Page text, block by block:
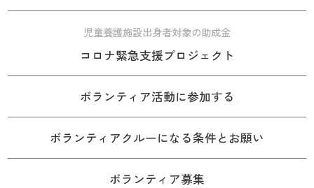
児童養護施設出身者対象の助成金
コロナ緊急支援プロジェクト
ボランティア活動に参加する
ボランティアクルーになる条件とお願い
ボランティア募集